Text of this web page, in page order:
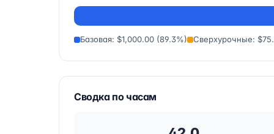
Базовая: $1,000.00 (89.3%) Сверхурочные:
Сводка по часам